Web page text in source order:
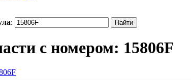
:
с номером: 15806F